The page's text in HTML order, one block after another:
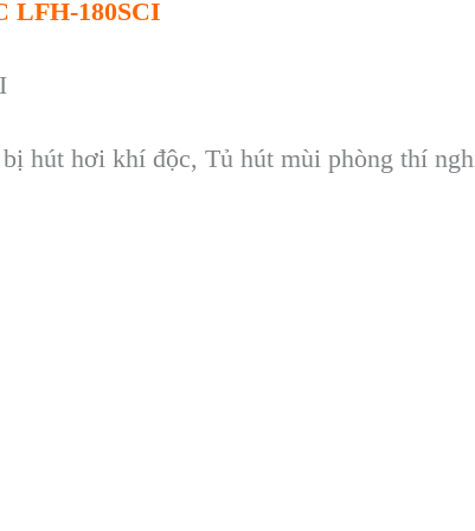
LFH-180SCI
hút hơi khí độc, Tủ hút mùi phòng thí